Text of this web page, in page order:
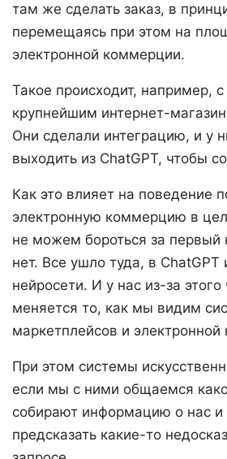
там же сделать заказ, в
перемещаясь при этом на
электронной коммерции.
Такое происходит, например,
крупнейшим интернет-
Они сделали интеграцию, и у
выходить из ChatGPT, чтобы
Как это влияет на поведение
электронную коммерцию в
не можем бороться за первый
нет. Все ушло туда, в ChatGPT
нейросети. И у нас из-за этого
меняется то, как мы видим
маркетплейсов и
При этом системы
если мы с ними общаемся
собирают информацию о нас и
предсказать какие-то